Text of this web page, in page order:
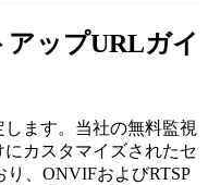
ップURLガイ
します。当社の無料監視
にカスタマイズされたセ
、ONVIFおよびRTSP